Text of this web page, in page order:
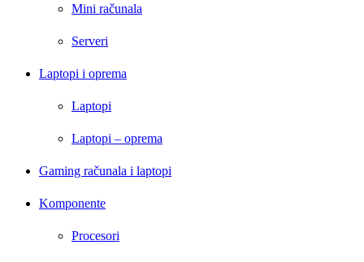
Mini računala
Serveri
Laptopi i oprema
Laptopi
Laptopi – oprema
Gaming računala i laptopi
Komponente
Procesori